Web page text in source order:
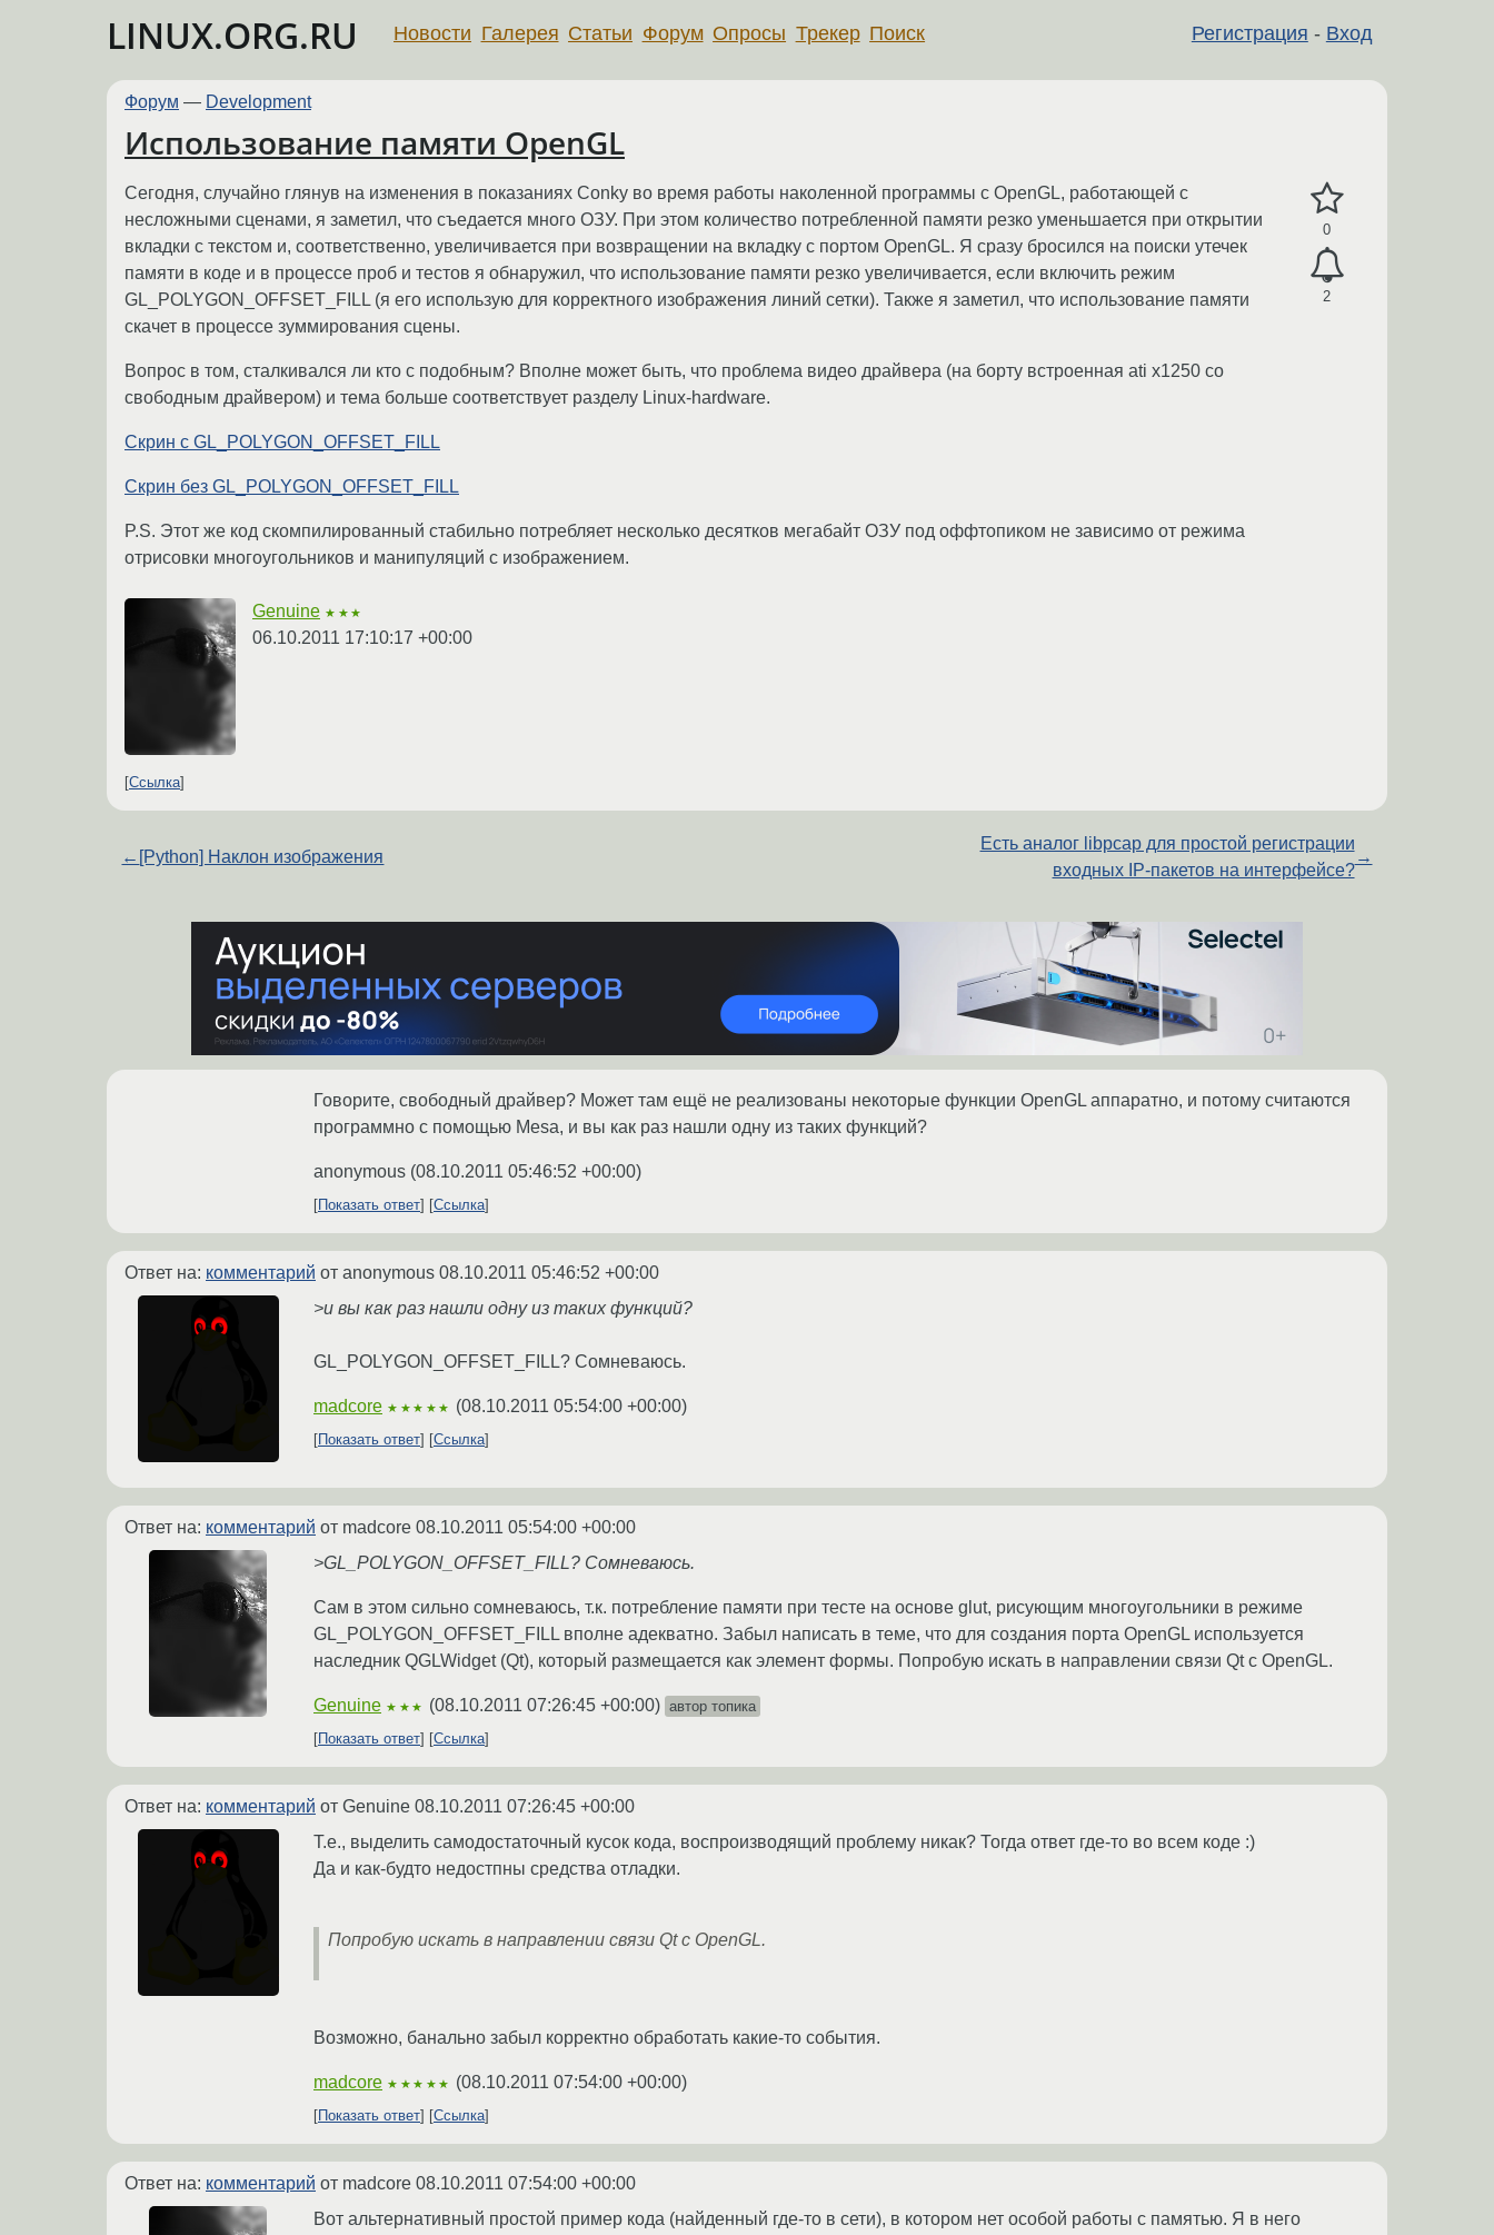
LINUX.ORG.RU Регистрация - Вход
Новости Галерея Статьи Форум Опросы Трекер Поиск
Форум — Development
Использование памяти OpenGL
0
2
Сегодня, случайно глянув на изменения в показаниях Conky во время работы наколенной программы с OpenGL, работающей с
несложными сценами, я заметил, что съедается много ОЗУ. При этом количество потребленной памяти резко уменьшается при открытии
вкладки с текстом и, соответственно, увеличивается при возвращении на вкладку с портом OpenGL. Я сразу бросился на поиски утечек
памяти в коде и в процессе проб и тестов я обнаружил, что использование памяти резко увеличивается, если включить режим
GL_POLYGON_OFFSET_FILL (я его использую для корректного изображения линий сетки). Также я заметил, что использование памяти
скачет в процессе зуммирования сцены.
Вопрос в том, сталкивался ли кто с подобным? Вполне может быть, что проблема видео драйвера (на борту встроенная ati x1250 со
свободным драйвером) и тема больше соответствует разделу Linux-hardware.
Скрин с GL_POLYGON_OFFSET_FILL
Скрин без GL_POLYGON_OFFSET_FILL
P.S. Этот же код скомпилированный стабильно потребляет несколько десятков мегабайт ОЗУ под оффтопиком не зависимо от режима
отрисовки многоугольников и манипуляций с изображением.
Genuine ★★★
06.10.2011 17:10:17 +00:00
Ссылка
← [Python] Наклон изображения
Есть аналог libpcap для простой регистрации
входных IP-пакетов на интерфейсе?
→
Говорите, свободный драйвер? Может там ещё не реализованы некоторые функции OpenGL аппаратно, и потому считаются
программно с помощью Mesa, и вы как раз нашли одну из таких функций?
anonymous (08.10.2011 05:46:52 +00:00)
Показать ответ Ссылка
Ответ на: комментарий от anonymous 08.10.2011 05:46:52 +00:00
>и вы как раз нашли одну из таких функций?
GL_POLYGON_OFFSET_FILL? Сомневаюсь.
madcore ★★★★★ (08.10.2011 05:54:00 +00:00)
Показать ответ Ссылка
Ответ на: комментарий от madcore 08.10.2011 05:54:00 +00:00
>GL_POLYGON_OFFSET_FILL? Сомневаюсь.
Сам в этом сильно сомневаюсь, т.к. потребление памяти при тесте на основе glut, рисующим многоугольники в режиме
GL_POLYGON_OFFSET_FILL вполне адекватно. Забыл написать в теме, что для создания порта OpenGL используется
наследник QGLWidget (Qt), который размещается как элемент формы. Попробую искать в направлении связи Qt с OpenGL.
Genuine ★★★ (08.10.2011 07:26:45 +00:00) автор топика
Показать ответ
Ссылка
Ответ на: комментарий от Genuine 08.10.2011 07:26:45 +00:00
Т.е., выделить самодостаточный кусок кода, воспроизводящий проблему никак? Тогда ответ где-то во всем коде :)
Да и как-будто недостпны средства отладки.
Попробую искать в направлении связи Qt с OpenGL.
Возможно, банально забыл корректно обработать какие-то события.
madcore ★★★★★ (08.10.2011 07:54:00 +00:00)
Показать ответ Ссылка
Ответ на: комментарий от madcore 08.10.2011 07:54:00 +00:00
Вот альтернативный простой пример кода (найденный где-то в сети), в котором нет особой работы с памятью. Я в него